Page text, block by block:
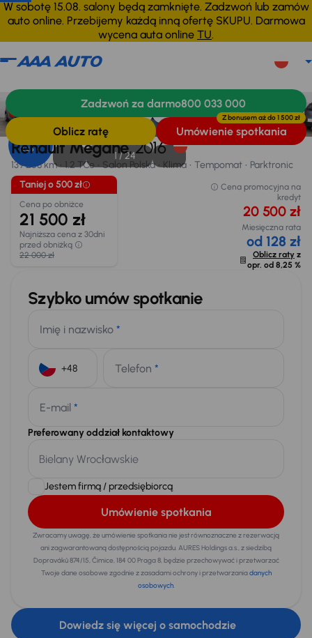
W sobotę 15.08. salony będą zamknięte. Zadzwoń lub zamów
auto online. Przebijemy każdą inną ofertę SKUPU. Darmowa
wycena auta online TU.
Taniej o 500 zł
8,25 %
1 /24
Renault Megane, 2016
139 258 km 1.2 TCe Salon Polska Klima Tempomat
Parktronic
Taniej o 500 zł
Cena po obniżce
21 500 zł
Najniższa cena z 30dni
przed obniżką
22 000 zł
Cena promocyjna na
kredyt
20 500 zł
Miesięczna rata
od 128 zł
Oblicz raty z
opr. od 8,25 %
Szybko umów spotkanie
Imię i nazwisko *
Telefon *
E-mail *
Preferowany oddział kontaktowy
Jestem firmą / przedsiębiorcą
Umówienie spotkania
Zwracamy uwagę, że umówienie spotkania nie jest równoznaczne z rezerwacją
ani zagwarantowaną dostępnością pojazdu. AURES Holdings a.s., z siedzibą
Dopraváků 874/15, Čimice, 184 00 Praga 8, będzie przechowywać i przetwarzać
Twoje dane osobowe zgodnie z zasadami ochrony i przetwarzaniadanych
osobowych.
Dowiedz się więcej o samochodzie
WyposażenieZalety samochoduFinansowanie
Zadzwoń za darmo800 033 000
Oblicz ratę Umówienie spotkania
Z bonusem aż do1 500 zł